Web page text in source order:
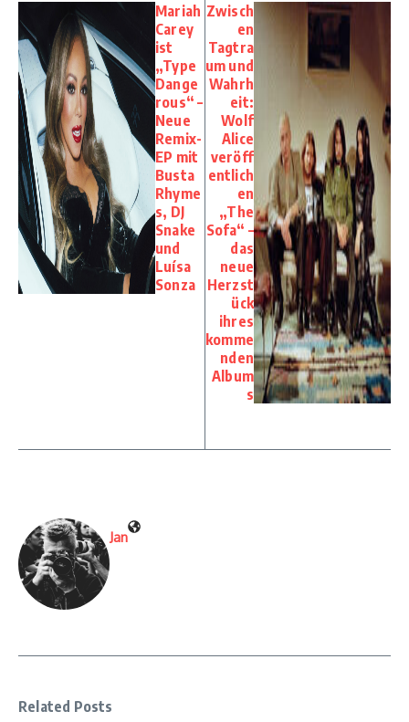
Mariah
Carey
ist
„Type
Dange
rous“ –
Neue
Remix-
EP mit
Busta
Rhyme
s, DJ
Snake
und
Luísa
Sonza
Zwisch
en
Tagtra
um und
Wahrh
eit:
Wolf
Alice
veröff
entlich
en
„The
Sofa“ –
das
neue
Herzst
ück
ihres
komme
nden
Album
s
Jan
Related Posts